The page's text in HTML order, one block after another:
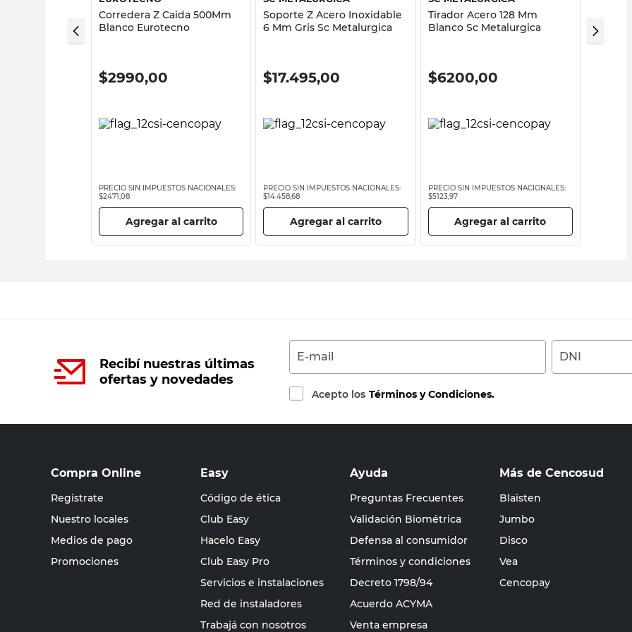
Corredera Z Caida 500Mm
Blanco Eurotecno
$2990,00
PRECIO SIN IMPUESTOS NACIONALES:
$2471,08
Agregar al carrito
Soporte Z Acero Inoxidable
6 Mm Gris Sc Metalurgica
$17.495,00
PRECIO SIN IMPUESTOS NACIONALES:
$14.458,68
Agregar al carrito
Tirador Acero 128 Mm
Blanco Sc Metalurgica
$6200,00
PRECIO SIN IMPUESTOS NACIONALES:
$5123,97
Agregar al carrito
Recibí nuestras últimas
ofertas y novedades
E-mail DNI
Acepto los Términos y Condiciones.
Compra Online
Registrate
Nuestro locales
Medios de pago
Promociones
Easy
Código de ética
Club Easy
Hacelo Easy
Club Easy Pro
Servicios e instalaciones
Red de instaladores
Trabajá con nosotros
Ayuda
Preguntas Frecuentes
Validación Biométrica
Defensa al consumidor
Términos y condiciones
Decreto 1798/94
Acuerdo ACYMA
Venta empresa
Más de Cencosud
Blaisten
Jumbo
Disco
Vea
Cencopay